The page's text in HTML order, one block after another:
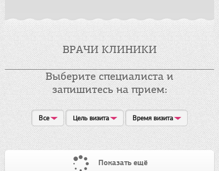
ВРАЧИ КЛИНИКИ
Выберите специалиста и
запишитесь на прием:
Все Цель визита Время визита
Показать ещё